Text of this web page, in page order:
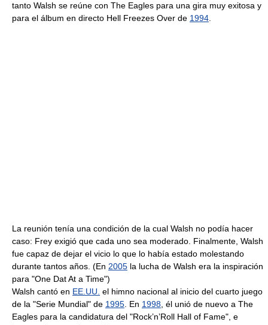
tanto Walsh se reúne con The Eagles para una gira muy exitosa y
para el álbum en directo Hell Freezes Over de 1994
La reunión tenía una condición de la cual Walsh no podía hacer
caso: Frey exigió que cada uno sea moderado. Finalmente, Walsh
fue capaz de dejar el vicio lo que lo había estado molestando
durante tantos años. (En 2005 la lucha de Walsh era la inspiración
para "One Dat At a Time")
Walsh cantó en EE.UU. el himno nacional al inicio del cuarto juego
de la "Serie Mundial" de 1995 . En 1998 , él unió de nuevo a The
Eagles para la candidatura del "Rock’n’Roll Hall of Fame", e